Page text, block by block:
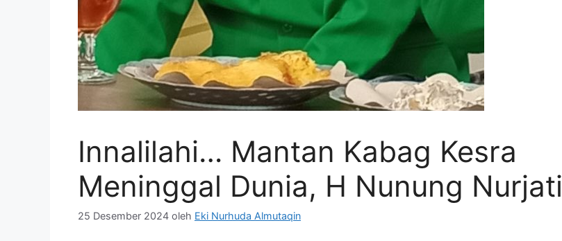
Innalilahi… Mantan Kabag Kesra
Meninggal Dunia, H Nunung Nurjati
25 Desember 2024 oleh Eki Nurhuda Almutaqin